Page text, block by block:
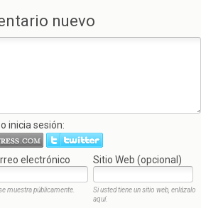
nuevo
inicia sesión:
electrónico Sitio Web (opcional)
muestra públicamente.
Si usted tiene un sitio web, enlázalo
aquí.